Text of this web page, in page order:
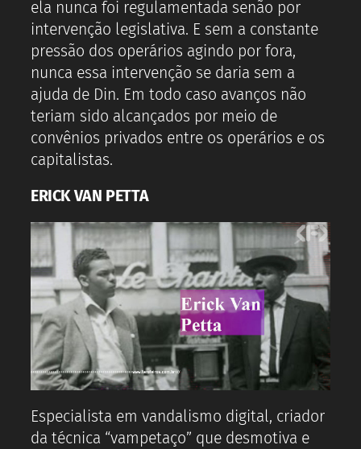
ela nunca foi regulamentada senão por
intervenção legislativa. E sem a constante
pressão dos operários agindo por fora,
nunca essa intervenção se daria sem a
ajuda de Din. Em todo caso avanços não
teriam sido alcançados por meio de
convênios privados entre os operários e os
capitalistas.
ERICK VAN PETTA
Especialista em vandalismo digital, criador
da técnica “vampetaço” que desmotiva e